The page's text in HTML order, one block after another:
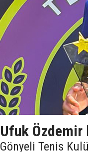
Ufuk Özdemir
Gönyeli Tenis